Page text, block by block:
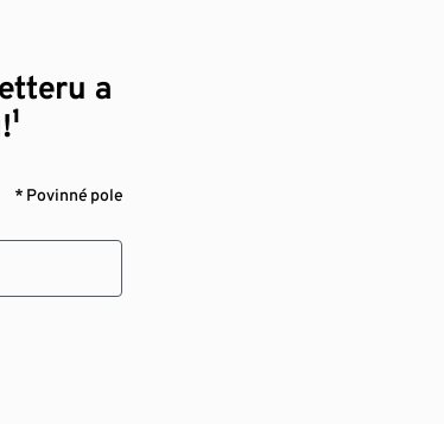
a
* Povinné pole